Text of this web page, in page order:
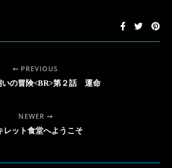
PREVIOUS
いの冒険<BR>第２話 運命
NEWER
レット食堂へようこそ